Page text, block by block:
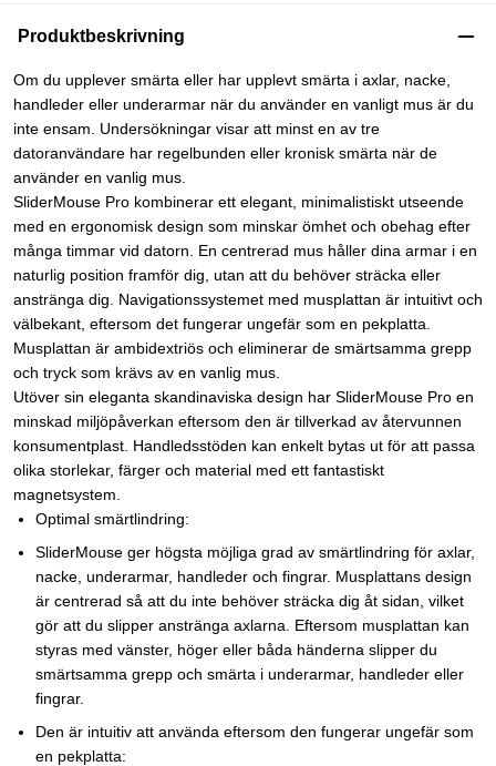
Produktbeskrivning
Om du upplever smärta eller har upplevt smärta i axlar, nacke,
handleder eller underarmar när du använder en vanligt mus är du
inte ensam. Undersökningar visar att minst en av tre
datoranvändare har regelbunden eller kronisk smärta när de
använder en vanlig mus.
SliderMouse Pro kombinerar ett elegant, minimalistiskt utseende
med en ergonomisk design som minskar ömhet och obehag efter
många timmar vid datorn. En centrerad mus håller dina armar i en
naturlig position framför dig, utan att du behöver sträcka eller
anstränga dig. Navigationssystemet med musplattan är intuitivt och
välbekant, eftersom det fungerar ungefär som en pekplatta.
Musplattan är ambidextriös och eliminerar de smärtsamma grepp
och tryck som krävs av en vanlig mus.
Utöver sin eleganta skandinaviska design har SliderMouse Pro en
minskad miljöpåverkan eftersom den är tillverkad av återvunnen
konsumentplast. Handledsstöden kan enkelt bytas ut för att passa
olika storlekar, färger och material med ett fantastiskt
magnetsystem.
Optimal smärtlindring:
SliderMouse ger högsta möjliga grad av smärtlindring för axlar,
nacke, underarmar, handleder och fingrar. Musplattans design
är centrerad så att du inte behöver sträcka dig åt sidan, vilket
gör att du slipper anstränga axlarna. Eftersom musplattan kan
styras med vänster, höger eller båda händerna slipper du
smärtsamma grepp och smärta i underarmar, handleder eller
fingrar.
Den är intuitiv att använda eftersom den fungerar ungefär som
en pekplatta: